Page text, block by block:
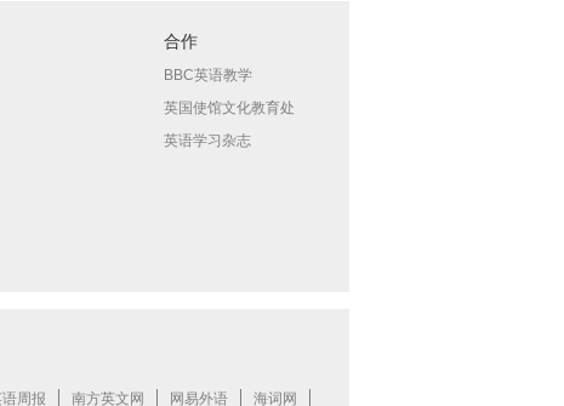
合作
BBC英语教学
英国使馆文化教育处
英语学习杂志